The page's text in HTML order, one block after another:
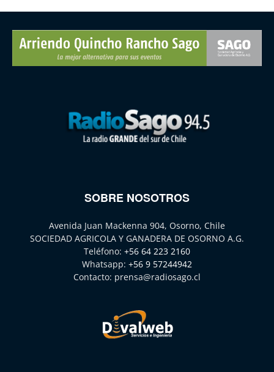
SOBRE NOSOTROS
Avenida Juan Mackenna 904, Osorno, Chile
SOCIEDAD AGRICOLA Y GANADERA DE OSORNO A.G.
Teléfono: +56 64 223 2160
Whatsapp: +56 9 57244942
Contacto: prensa@radiosago.cl